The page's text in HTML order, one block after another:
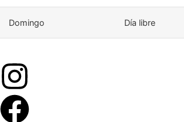
Domingo Día libre